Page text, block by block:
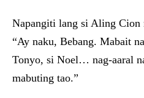
Napangiti lang si Aling
“Ay naku, Bebang. Mabait
Tonyo, si Noel… nag-aaral
mabuting tao.”